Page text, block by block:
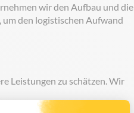
wir den Aufbau und die
den logistischen Aufwand
Leistungen zu schätzen. Wir
Energieversorger aus